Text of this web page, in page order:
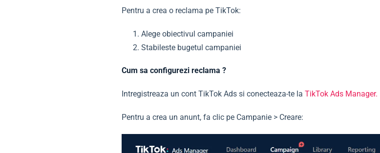
Pentru a crea o reclama pe TikTok:
Alege obiectivul campaniei
Stabileste bugetul campaniei
Cum sa configurezi reclama ?
Intregistreaza un cont TikTok Ads si conecteaza-te la TikTok Ads Manager.
Pentru a crea un anunt, fa clic pe Campanie > Creare: